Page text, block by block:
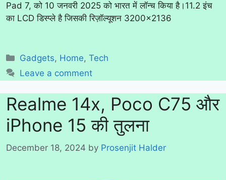
Pad 7, को 10 जनवरी 2025 को भारत में लॉन्च किया है।11.2 इंच
का LCD डिस्प्ले है जिसकी रिज़ॉल्यूशन 3200×2136
Categories
Gadgets, Home,Tech
Leave a comment
Realme 14x, Poco C75 और
iPhone 15 की तुलना
December 18, 2024 by Prosenjit Halder